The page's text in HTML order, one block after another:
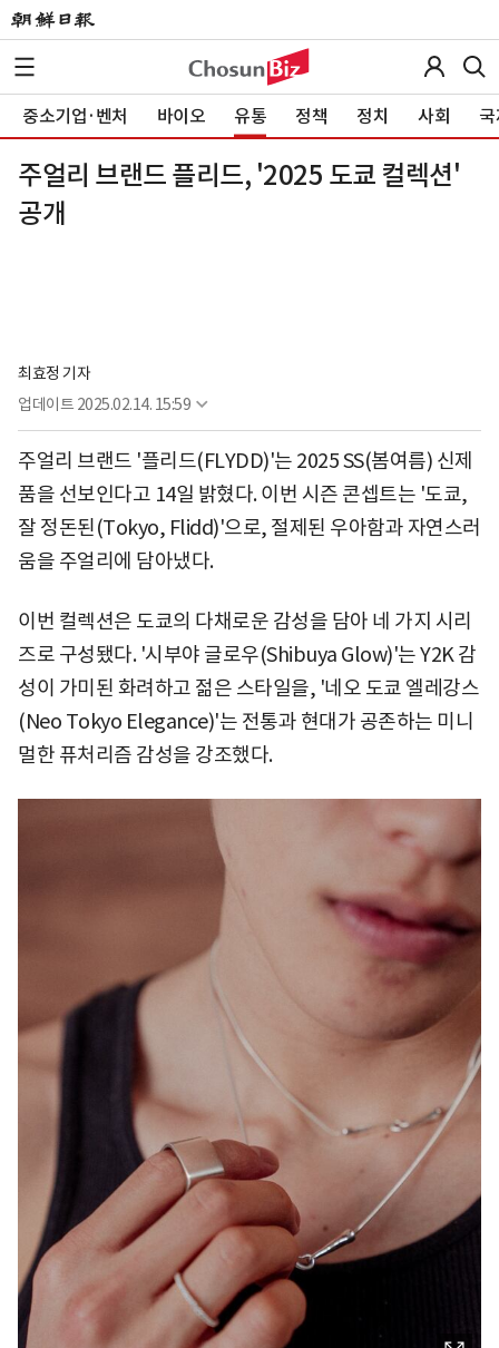
중소기업·벤처 바이오 유통 정책 정치 사회
주얼리 브랜드 플리드, '2025 도쿄 컬렉션'
공개
최효정 기자
업데이트 2025.02.14. 15:59
주얼리 브랜드 '플리드(FLYDD)'는 2025 SS(봄여름) 신제
품을 선보인다고 14일 밝혔다. 이번 시즌 콘셉트는 '도쿄,
잘 정돈된(Tokyo, Flidd)'으로, 절제된 우아함과 자연스러
움을 주얼리에 담아냈다.
이번 컬렉션은 도쿄의 다채로운 감성을 담아 네 가지 시리
즈로 구성됐다. '시부야 글로우(Shibuya Glow)'는 Y2K 감
성이 가미된 화려하고 젊은 스타일을, '네오 도쿄 엘레강스
(Neo Tokyo Elegance)'는 전통과 현대가 공존하는 미니
멀한 퓨처리즘 감성을 강조했다.